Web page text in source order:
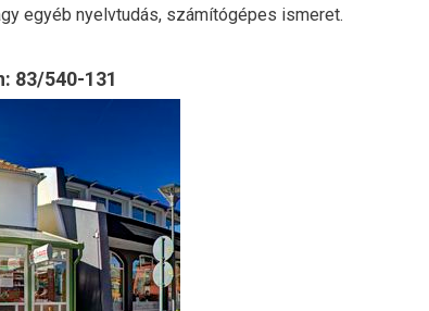
egyéb nyelvtudás, számítógépes ismeret.
83/540-131